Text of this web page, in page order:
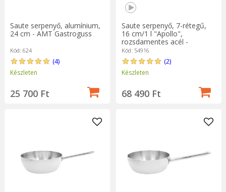
Saute serpenyő, alumínium,
24 cm - AMT Gastroguss
Kód: 624
(4)
Készleten
25 700 Ft
Saute serpenyő, 7-rétegű,
16 cm/1 l "Apollo",
rozsdamentes acél -
Demeyere
Kód: 54916
(2)
Készleten
68 490 Ft